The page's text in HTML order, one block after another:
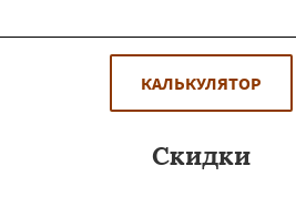
КАЛЬКУЛЯТОР
Скидки